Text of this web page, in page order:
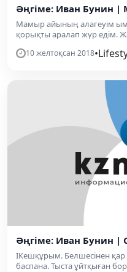
Әңгіме: Иван Бунин |
Мамыр айының алагеуім
қорықты аралап жүр едім.
10 желтоқсан 2018•
Әңгіме: Иван Бунин |
IКешқұрым. Белшесінен
баспана. Тыста ұйтқыған